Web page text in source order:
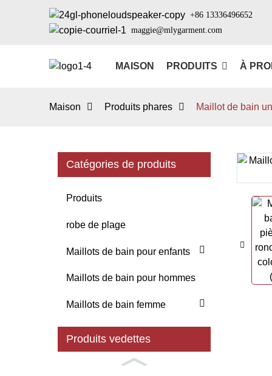
+86 13336496652
maggie@mlygarment.com
MAISON PRODUITS À
Maison Produits phares Maillot de bain
Catégories de produits
Produits
robe de plage
Maillots de bain pour enfants
Maillots de bain pour hommes
Maillots de bain femme
Produits vedettes